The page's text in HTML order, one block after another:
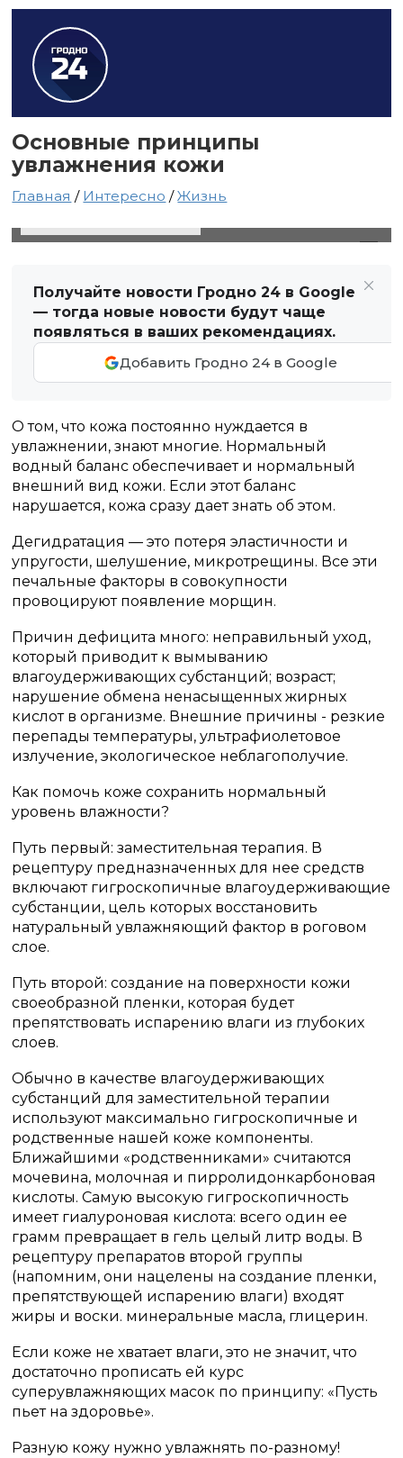
Основные принципы
увлажнения кожи
Главная / Интересно /Жизнь
Получайте новости Гродно 24 в Google
— тогда новые новости будут чаще
появляться в ваших рекомендациях.
Добавить Гродно 24 в Google
О том, что кожа постоянно нуждается в
увлажнении, знают многие. Нормальный
водный баланс обеспечивает и нормальный
внешний вид кожи. Если этот баланс
нарушается, кожа сразу дает знать об этом.
Дегидратация — это потеря эластичности и
упругости, шелушение, микротрещины. Все эти
печальные факторы в совокупности
провоцируют появление морщин.
Причин дефицита много: неправильный уход,
который приводит к вымыванию
влагоудерживающих субстанций; возраст;
нарушение обмена ненасыщенных жирных
кислот в организме. Внешние причины - резкие
перепады температуры, ультрафиолетовое
излучение, экологическое неблагополучие.
Как помочь коже сохранить нормальный
уровень влажности?
Путь первый: заместительная терапия. В
рецептуру предназначенных для нее средств
включают гигроскопичные влагоудерживающие
субстанции, цель которых восстановить
натуральный увлажняющий фактор в роговом
слое.
Путь второй: создание на поверхности кожи
своеобразной пленки, которая будет
препятствовать испарению влаги из глубоких
слоев.
Обычно в качестве влагоудерживающих
субстанций для заместительной терапии
используют максимально гигроскопичные и
родственные нашей коже компоненты.
Ближайшими «родственниками» считаются
мочевина, молочная и пирролидонкарбоновая
кислоты. Самую высокую гигроскопичность
имеет гиалуроновая кислота: всего один ее
грамм превращает в гель целый литр воды. В
рецептуру препаратов второй группы
(напомним, они нацелены на создание пленки,
препятствующей испарению влаги) входят
жиры и воски. минеральные масла, глицерин.
Если коже не хватает влаги, это не значит, что
достаточно прописать ей курс
суперувлажняющих масок по принципу: «Пусть
пьет на здоровье».
Разную кожу нужно увлажнять по-разному!